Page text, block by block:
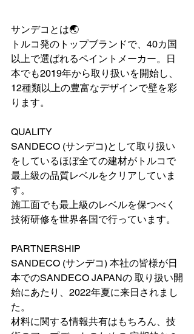
サンデコとは🌏
トルコ発のトップブランドで、40カ国
以上で選ばれるペイントメーカー。日
本でも2019年から取り扱いを開始し、
12種類以上の豊富なデザインで壁を彩
ります。
QUALITY
SANDECO (サンデコ)として取り扱い
をしているほぼ全ての建材がトルコで
最上級の品質レベルをクリアしていま
す。
施工面でも最上級のレベルを保つべく
技術研修を世界各国で行っています。
PARTNERSHIP
SANDECO (サンデコ) 本社の皆様が日
本でのSANDECO JAPANの 取り扱い開
始にあたり、2022年夏に来日されまし
た。
材料に関する情報共有はもちろん、技